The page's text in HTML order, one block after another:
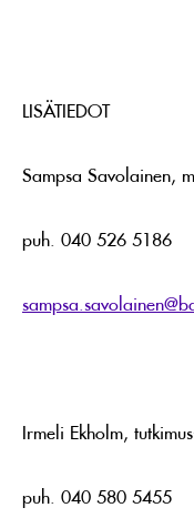
LISÄTIEDOT
Sampsa Savolainen,
puh. 040 526 5186
Irmeli Ekholm,
puh. 040 580 5455